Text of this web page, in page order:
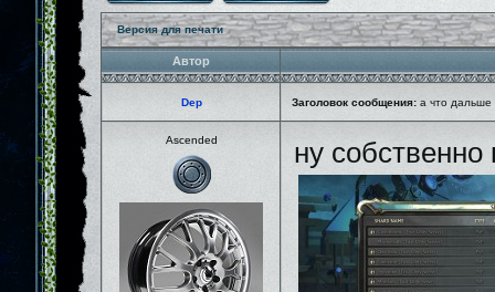
Версия для печати
Автор
Dep Заголовок сообщения: а что дальше
Ascended ну собственно